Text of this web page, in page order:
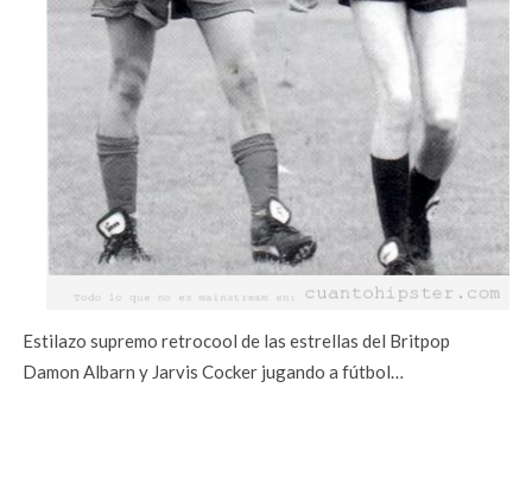
Estilazo supremo retrocool de las estrellas del Britpop
Damon Albarn y Jarvis Cocker jugando a fútbol…